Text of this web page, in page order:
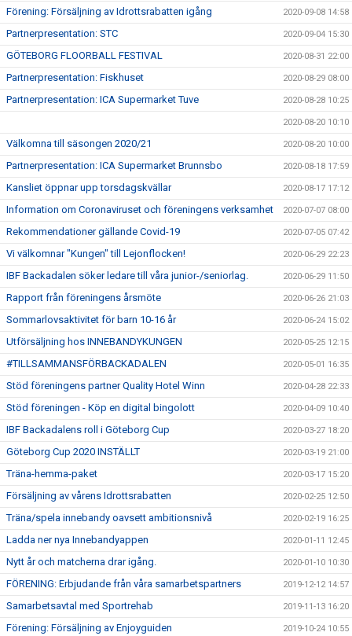
Förening: Försäljning av Idrottsrabatten igång 2020-09-08 14:58
Partnerpresentation: STC 2020-09-04 15:30
GÖTEBORG FLOORBALL FESTIVAL 2020-08-31 22:00
Partnerpresentation: Fiskhuset 2020-08-29 08:00
Partnerpresentation: ICA Supermarket Tuve 2020-08-28 10:25
2020-08-20 10:10
Välkomna till säsongen 2020/21 2020-08-20 10:00
Partnerpresentation: ICA Supermarket Brunnsbo 2020-08-18 17:59
Kansliet öppnar upp torsdagskvällar 2020-08-17 17:12
Information om Coronaviruset och föreningens verksamhet 2020-07-07 08:00
Rekommendationer gällande Covid-19 2020-07-05 07:42
Vi välkomnar "Kungen" till Lejonflocken! 2020-06-29 22:23
IBF Backadalen söker ledare till våra junior-/seniorlag. 2020-06-29 11:50
Rapport från föreningens årsmöte 2020-06-26 21:03
Sommarlovsaktivitet för barn 10-16 år 2020-06-24 15:02
Utförsäljning hos INNEBANDYKUNGEN 2020-05-25 12:15
#TILLSAMMANSFÖRBACKADALEN 2020-05-01 16:35
Stöd föreningens partner Quality Hotel Winn 2020-04-28 22:33
Stöd föreningen - Köp en digital bingolott 2020-04-09 10:40
IBF Backadalens roll i Göteborg Cup 2020-03-27 18:20
Göteborg Cup 2020 INSTÄLLT 2020-03-19 21:00
Träna-hemma-paket 2020-03-17 15:20
Försäljning av vårens Idrottsrabatten 2020-02-25 12:50
Träna/spela innebandy oavsett ambitionsnivå 2020-02-19 16:25
Ladda ner nya Innebandyappen 2020-01-11 12:45
Nytt år och matcherna drar igång. 2020-01-10 10:30
FÖRENING: Erbjudande från våra samarbetspartners 2019-12-12 14:57
Samarbetsavtal med Sportrehab 2019-11-13 16:20
Förening: Försäljning av Enjoyguiden 2019-10-24 10:55